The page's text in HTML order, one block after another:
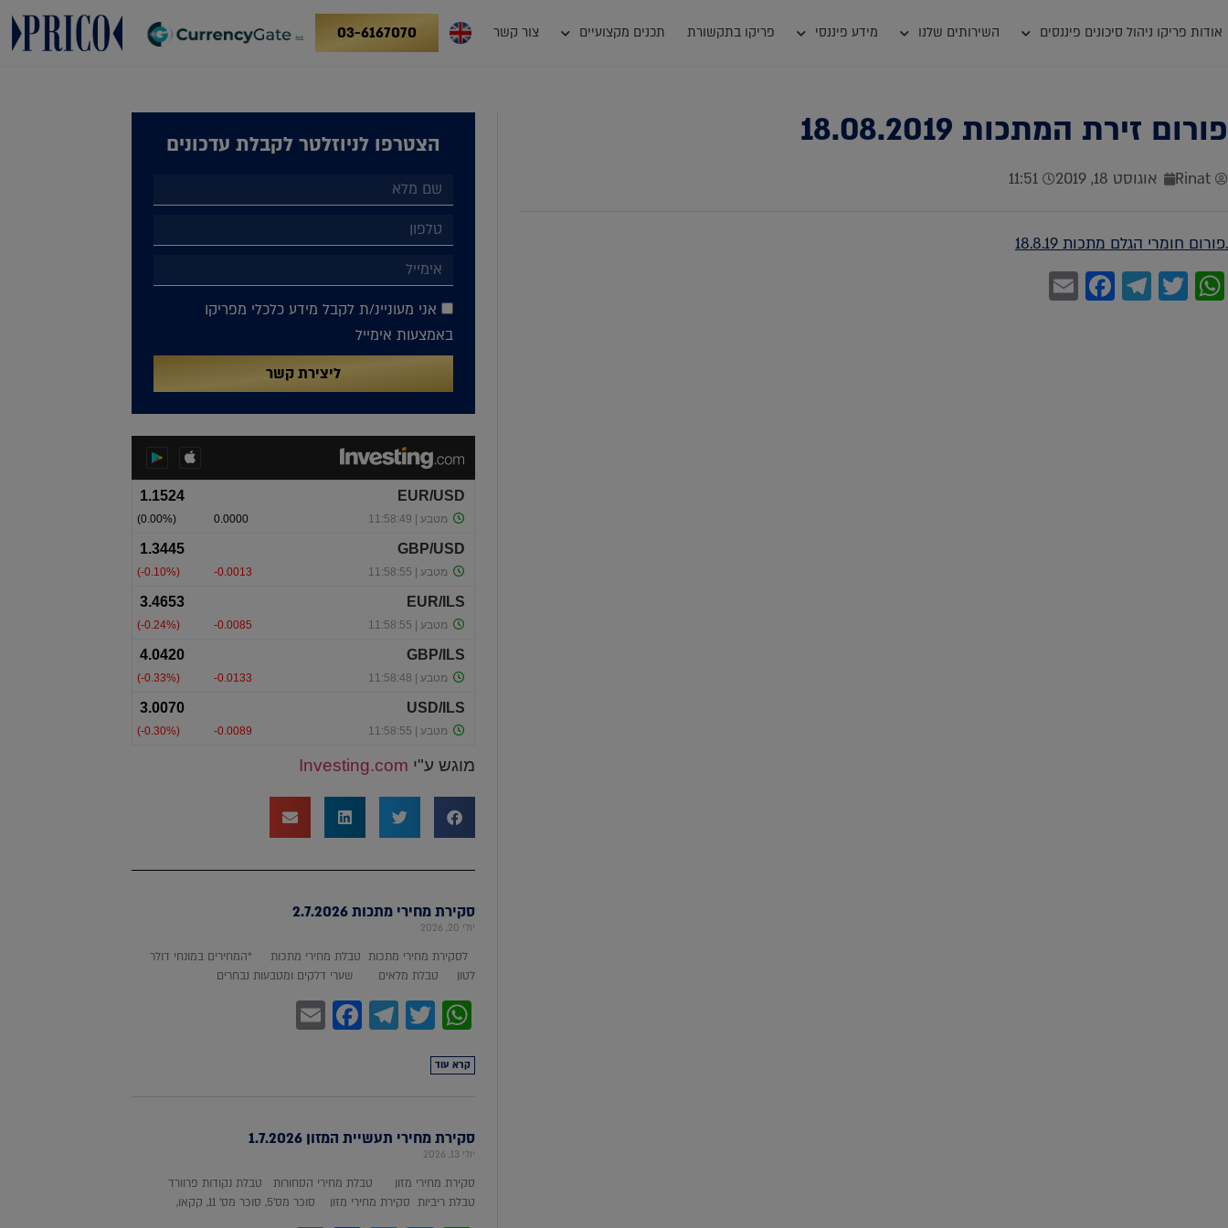
אודות פריקו ניהול סיכונים פיננסים השירותים שלנו מידע פיננסי פריקו בתקשורת תכנים מקצועיים צור קשר 03-6167070
פורום זירת המתכות 18.08.2019
Rinat אוגוסט 18, 2019 11:51
.פורום חומרי הגלם מתכות 18.8.19
WhatsApp
Twitter
Telegram
Facebook
הצטרפו לניוזלטר לקבלת עדכונים
אני מעוניינ/ת לקבל מידע כלכלי מפריקו
באמצעות אימייל
ליצירת קשר
מוגש ע"י Investing.com
סקירת מחירי מתכות 2.7.2026
יולי 20, 2026
לסקירת מחירי מתכות טבלת מחירי מתכות *המחירים במונחי דולר
לטון טבלת מלאים שערי דלקים ומטבעות נבחרים
WhatsApp
Twitter
Telegram
Facebook
Email
קרא עוד
סקירת מחירי תעשיית המזון 1.7.2026
יולי 13, 2026
סקירת מחירי מזון טבלת מחירי הסחורות טבלת נקודות פרוורד
טבלת ריביות סקירת מחירי מזון סוכר מס'5, סוכר מס' 11, קקאו,